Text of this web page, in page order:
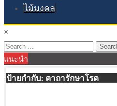
ไม้มงคล
×
Search
for:
แนะนำ
ป้ายกำกับ: คาถารักษาโรค